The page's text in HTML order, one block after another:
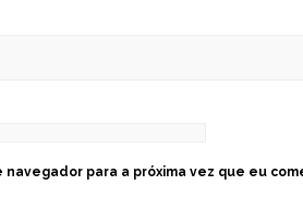
para a próxima vez que eu